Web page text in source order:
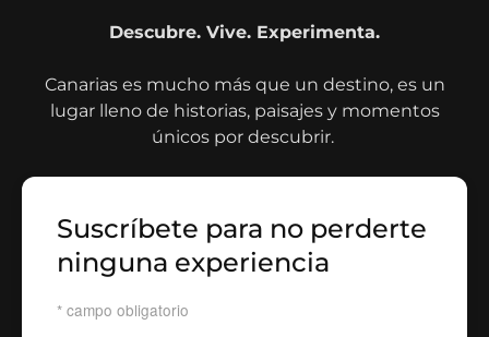
Descubre. Vive. Experimenta.
Canarias es mucho más que un destino, es un
lugar lleno de historias, paisajes y momentos
únicos por descubrir.
Suscríbete para no perderte
ninguna experiencia
* campo obligatorio